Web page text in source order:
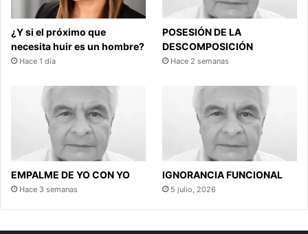
¿Y si el próximo que
necesita huir es un hombre?
Hace 1 día
POSESIÓN DE LA
DESCOMPOSICIÓN
Hace 2 semanas
EMPALME DE YO CON YO
Hace 3 semanas
IGNORANCIA FUNCIONAL
5 julio, 2026